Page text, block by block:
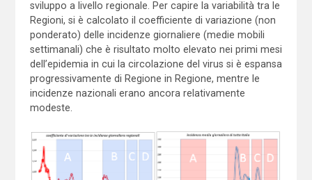
sviluppo a livello regionale. Per capire la variabilità tra le
Regioni, si è calcolato il coefficiente di variazione (non
ponderato) delle incidenze giornaliere (medie mobili
settimanali) che è risultato molto elevato nei primi mesi
dell’epidemia in cui la circolazione del virus si è espansa
progressivamente di Regione in Regione, mentre le
incidenze nazionali erano ancora relativamente
modeste.